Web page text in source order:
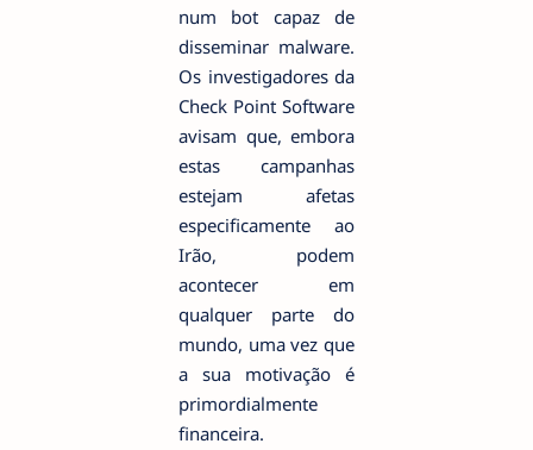
num bot capaz de
disseminar malware.
Os investigadores da
Check Point Software
avisam que, embora
estas campanhas
estejam afetas
especificamente ao
Irão, podem
acontecer em
qualquer parte do
mundo, uma vez que
a sua motivação é
primordialmente
financeira.